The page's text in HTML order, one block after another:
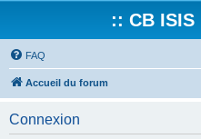
:: CB
FAQ
Accueil du forum
Connexion